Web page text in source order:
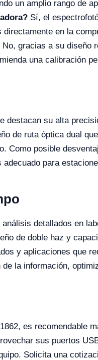
un amplio rango de
Sí, el
en la
No, gracias a su diseño
una calibración
destacan su alta
de ruta óptica dual
Como posible
para
detallados en
de doble haz y
y aplicaciones que
la información,
es recomendable
sus puertos
Solicita una